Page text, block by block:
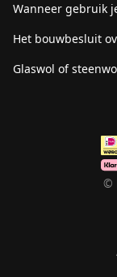
Wanneer gebruik
Het bouwbesluit
Glaswol of
©